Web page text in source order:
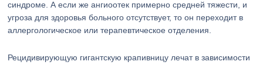
синдроме. А если же ангиоотек примерно средней тяжести, и
угроза для здоровья больного отсутствует, то он переходит в
аллергологическое или терапевтическое отделения.
Рецидивирующую гигантскую крапивницу лечат в зависимости